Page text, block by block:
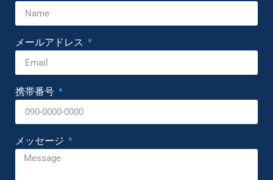
メールアドレス
携帯番号
メッセージ